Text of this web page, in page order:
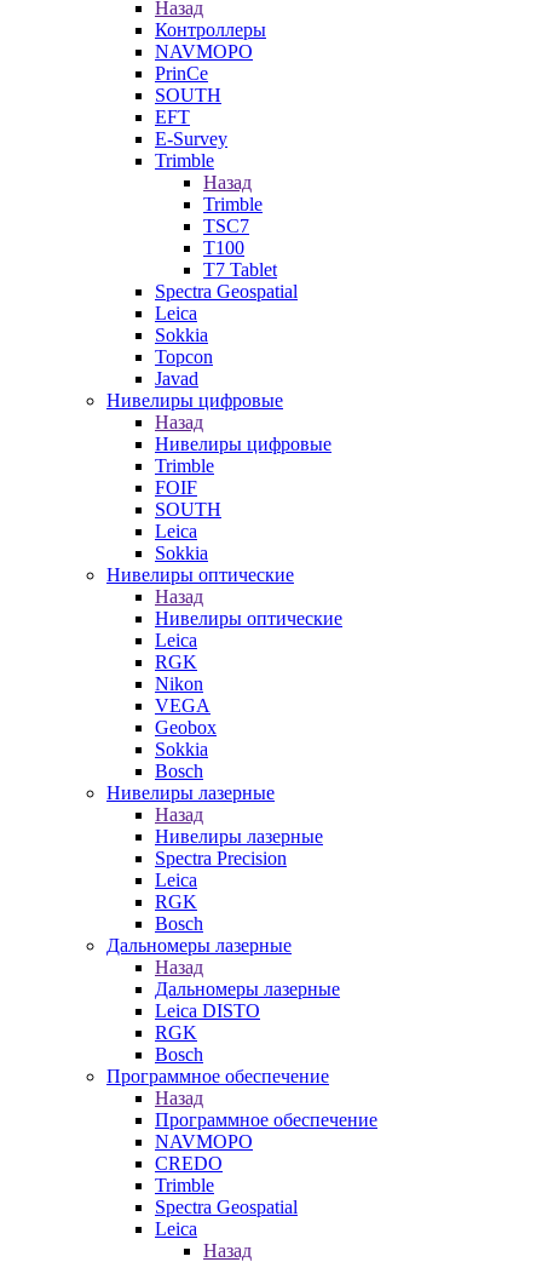
Назад
Контроллеры
NAVMOPO
PrinCe
SOUTH
EFT
E-Survey
Trimble
Назад
Trimble
TSC7
T100
T7 Tablet
Spectra Geospatial
Leica
Sokkia
Topcon
Javad
Нивелиры цифровые
Назад
Нивелиры цифровые
Trimble
FOIF
SOUTH
Leica
Sokkia
Нивелиры оптические
Назад
Нивелиры оптические
Leica
RGK
Nikon
VEGA
Geobox
Sokkia
Bosch
Нивелиры лазерные
Назад
Нивелиры лазерные
Spectra Precision
Leica
RGK
Bosch
Дальномеры лазерные
Назад
Дальномеры лазерные
Leica DISTO
RGK
Bosch
Программное обеспечение
Назад
Программное обеспечение
NAVMOPO
CREDO
Trimble
Spectra Geospatial
Leica
Назад